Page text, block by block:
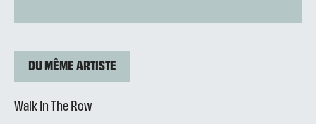
DU MÊME ARTISTE
Walk In The Row